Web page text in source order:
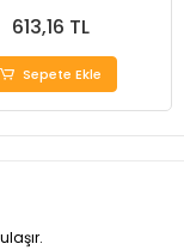
613,16 TL
Sepete Ekle